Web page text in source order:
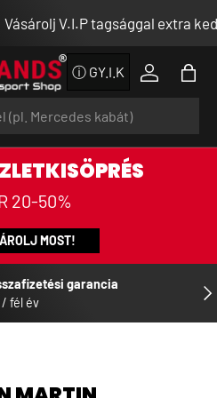
V.I.P tagsággal extra
ⓘ GY.I.K
Einloggen
20-50%
MOST!
garancia
/ fél év